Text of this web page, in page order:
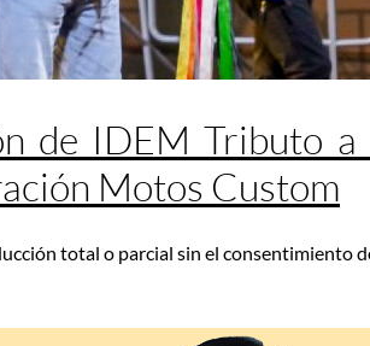
de IDEM Tributo
Motos Custom
total o parcial sin el consentimiento